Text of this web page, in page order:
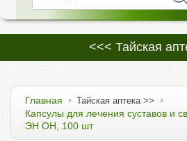
<<< Тайская
Главная Тайская аптека >>
Капсулы для лечения суставов и
ЭН ОН, 100 шт